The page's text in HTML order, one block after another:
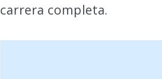
carrera completa.